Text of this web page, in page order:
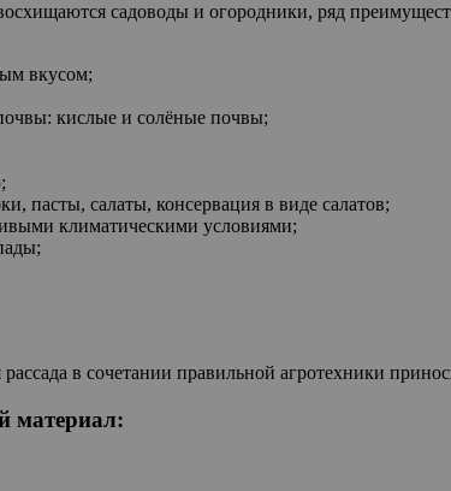
садоводы и огородники, ряд
вкусом;
кислые и солёные почвы;
пасты, салаты, консервация в виде салатов;
климатическими условиями;
в сочетании правильной агротехники
материал: